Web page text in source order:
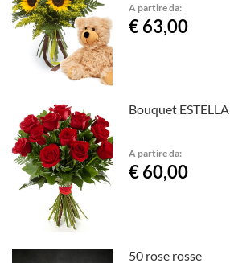
A partire da:
€ 63,00
Bouquet ESTELLA
A partire da:
€ 60,00
50 rose rosse